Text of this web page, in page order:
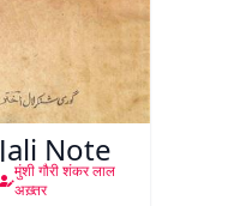
Jali Note
मुंशी गौरी शंकर लाल
अख़्तर